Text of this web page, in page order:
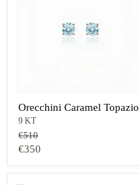
Orecchini Caramel Topazio
9 KT
Prezzo
originale
€510
Prezzo
€350